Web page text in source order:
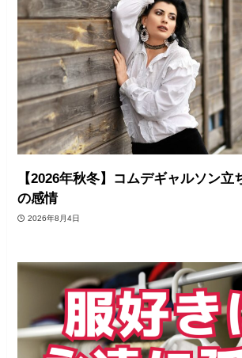
【2026年秋冬】コムデギャルソン立
の感情
2026年8月4日